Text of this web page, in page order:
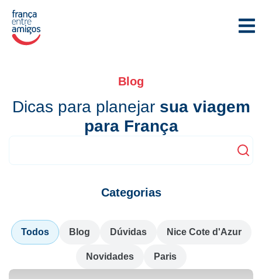
Blog
Dicas para planejarsua viagem
para França
Categorias
Blog Dúvidas Nice Cote d'Azur
Novidades Paris
Todos